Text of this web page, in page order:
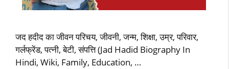
जद हदीद का जीवन परिचय, जीवनी, जन्म, शिक्षा, उम्र, परिवार,
गर्लफ्रेंड, पत्नी, बेटी, संपत्ति (Jad Hadid Biography In
Hindi, Wiki, Family, Education, …